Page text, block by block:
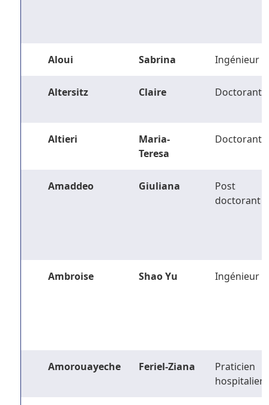
Aloui Sabrina Ingénieur
Altersitz Claire Doctorant
Altieri
Maria-
Teresa
Doctorant
Amaddeo Giuliana
Post
doctorant
Ambroise Shao Yu Ingénieur
Amorouayeche Feriel-Ziana
Praticien
hospitalier